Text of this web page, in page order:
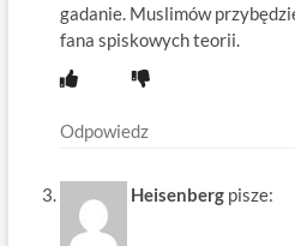
gadanie. Muslimów
fana spiskowych teorii.
Odpowiedz
Heisenberg pisze: